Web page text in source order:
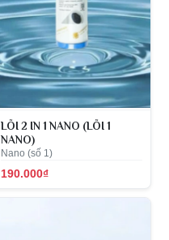
LÕI 2 IN 1 NANO (LÕI 1
NANO)
Nano (số 1)
190.000₫